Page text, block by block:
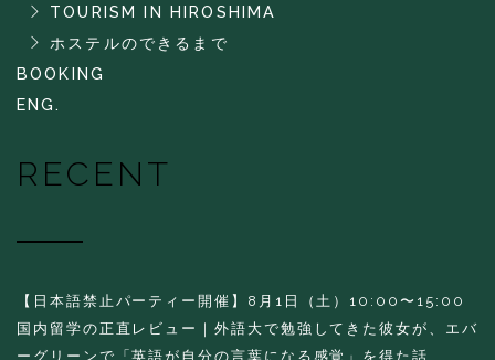
TOURISM IN HIROSHIMA
ホステルのできるまで
BOOKING
ENG.
RECENT
【日本語禁止パーティー開催】8月1日（土）10:00〜15:00
国内留学の正直レビュー｜外語大で勉強してきた彼女が、エバ
ーグリーンで「英語が自分の言葉になる感覚」を得た話